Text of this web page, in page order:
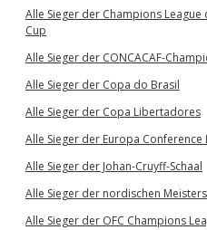
Alle Sieger der Champions League
Cup
Alle Sieger der CONCACAF-
Alle Sieger der Copa do Brasil
Alle Sieger der Copa Libertadores
Alle Sieger der Europa Conference
Alle Sieger der Johan-Cruyff-Schaal
Alle Sieger der nordischen
Alle Sieger der OFC Champions